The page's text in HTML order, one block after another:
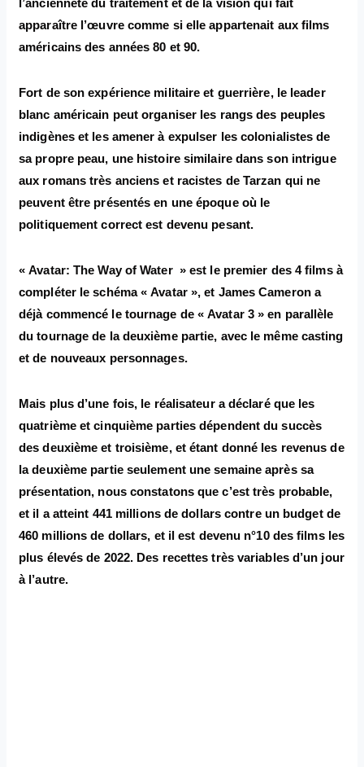
l’ancienneté du traitement et de la vision qui fait
apparaître l’œuvre comme si elle appartenait aux films
américains des années 80 et 90.
Fort de son expérience militaire et guerrière, le leader
blanc américain peut organiser les rangs des peuples
indigènes et les amener à expulser les colonialistes de
sa propre peau, une histoire similaire dans son intrigue
aux romans très anciens et racistes de Tarzan qui ne
peuvent être présentés en une époque où le
politiquement correct est devenu pesant.
« Avatar: The Way of Water » est le premier des 4 films à
compléter le schéma « Avatar », et James Cameron a
déjà commencé le tournage de « Avatar 3 » en parallèle
du tournage de la deuxième partie, avec le même casting
et de nouveaux personnages.
Mais plus d’une fois, le réalisateur a déclaré que les
quatrième et cinquième parties dépendent du succès
des deuxième et troisième, et étant donné les revenus de
la deuxième partie seulement une semaine après sa
présentation, nous constatons que c’est très probable,
et il a atteint 441 millions de dollars contre un budget de
460 millions de dollars, et il est devenu n°10 des films les
plus élevés de 2022. Des recettes très variables d’un jour
à l’autre.